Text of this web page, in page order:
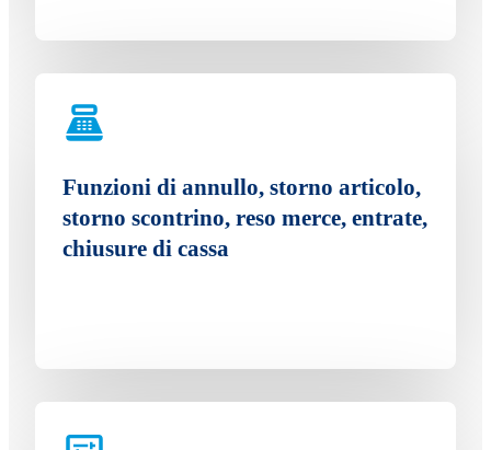
Funzioni di annullo, storno articolo,
storno scontrino, reso merce, entrate,
chiusure di cassa